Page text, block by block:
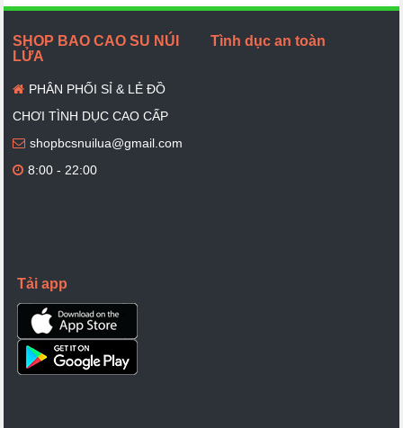
SHOP BAO CAO SU NÚI
LỬA
PHÂN PHỐI SỈ & LẺ ĐỒ
CHƠI TÌNH DỤC CAO CẤP
shopbcsnuilua@gmail.com
8:00 - 22:00
Tình dục an toàn
Tải app